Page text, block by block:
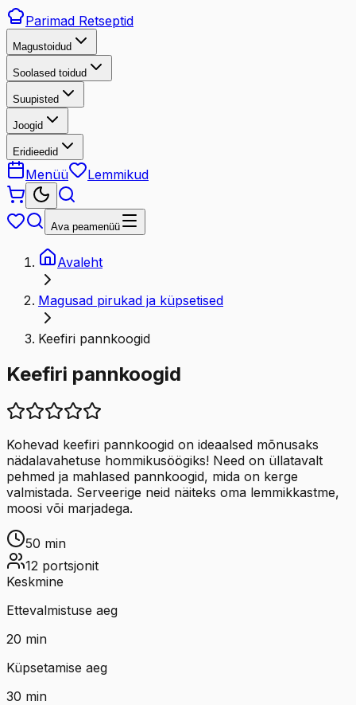
Parimad Retseptid
Magustoidud
Soolased toidud
Suupisted
Joogid
Eridieedid
Menüü Lemmikud
Ava peamenüü
Avaleht
Magusad pirukad ja küpsetised
Keefiri pannkoogid
Keefiri pannkoogid
Kohevad keefiri pannkoogid on ideaalsed mõnusaks
nädalavahetuse hommikusöögiks! Need on üllatavalt
pehmed ja mahlased pannkoogid, mida on kerge
valmistada. Serveerige neid näiteks oma lemmikkastme,
moosi või marjadega.
50 min
12 portsjonit
Keskmine
Ettevalmistuse aeg
20 min
Küpsetamise aeg
30 min